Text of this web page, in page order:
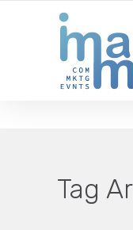
AGENCIA
Tag